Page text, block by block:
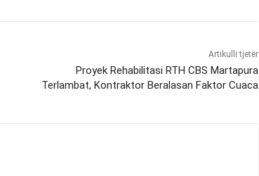
Artikulli tjetër
Proyek Rehabilitasi RTH CBS Martapura
Terlambat, Kontraktor Beralasan Faktor Cuaca